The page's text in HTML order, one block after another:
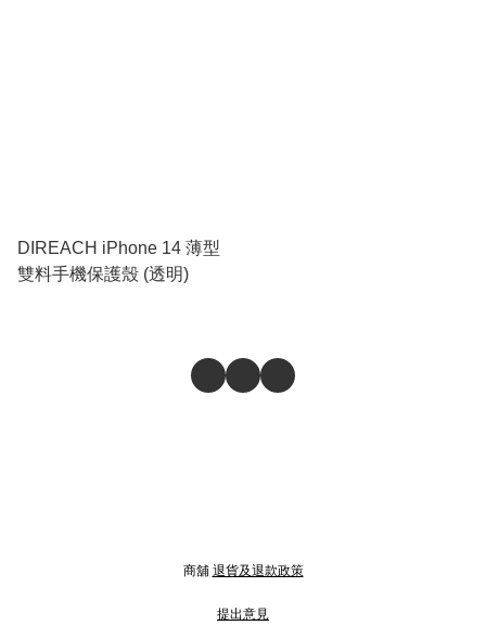
DIREACH iPhone 14 薄型
雙料手機保護殼 (透明)
商舖 退貨及退款政策
提出意見